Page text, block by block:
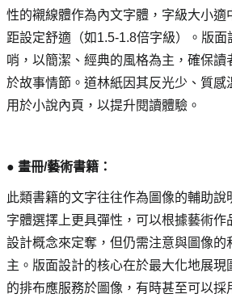
性的襯線體作為內文字體，字級大小適
距設定舒適（如1.5-1.8倍字級）。版
哨，以簡潔、經典的風格為主，確保讀
於故事情節。道林紙因其反光少、質感
用於小說內頁，以提升閱讀體驗。
● 畫冊/藝術書籍：
此類書籍的文字往往作為圖像的輔助說
字體選擇上更具彈性，可以根據藝術作
設計概念來定奪，但仍需注意與圖像的
主。版面設計的核心在於最大化地展現
的排布應服務於圖像，有時甚至可以採